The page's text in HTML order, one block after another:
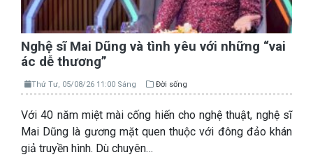
Nghệ sĩ Mai Dũng và tình yêu với những “vai
ác dễ thương”
Thứ Tư, 05/08/26 11:00 Sáng Đời sống
Với 40 năm miệt mài cống hiến cho nghệ thuật, nghệ sĩ
Mai Dũng là gương mặt quen thuộc với đông đảo khán
giả truyền hình. Dù chuyên…